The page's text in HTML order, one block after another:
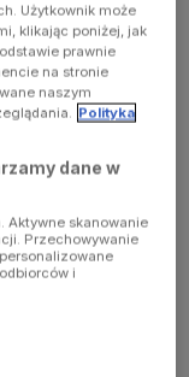
Użytkownik może
klikając poniżej, jak
prawnie
na stronie
naszym
Polityka
dane w
Aktywne skanowanie
Przechowywanie
i